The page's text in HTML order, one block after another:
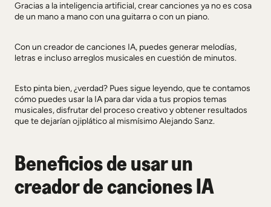
Gracias a la inteligencia artificial, crear canciones ya no es cosa
de un mano a mano con una guitarra o con un piano.
Con un creador de canciones IA, puedes generar melodías,
letras e incluso arreglos musicales en cuestión de minutos.
Esto pinta bien, ¿verdad? Pues sigue leyendo, que te contamos
cómo puedes usar la IA para dar vida a tus propios temas
musicales, disfrutar del proceso creativo y obtener resultados
que te dejarían ojiplático al mismísimo Alejando Sanz.
Beneficios de usar un
creador de canciones IA